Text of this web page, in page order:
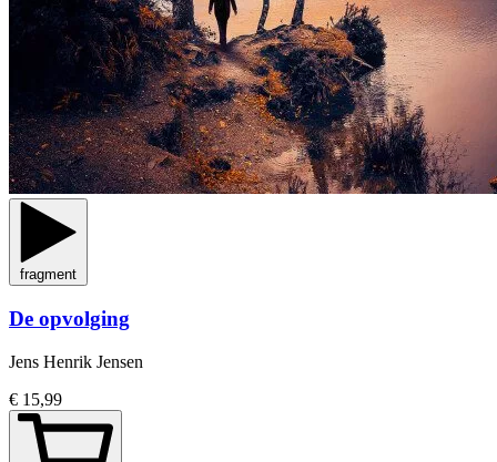
fragment
De opvolging
Jens Henrik Jensen
€ 15,99